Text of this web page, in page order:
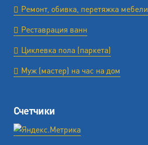
Ремонт, обивка, перетяжка мебели
Реставрация ванн
Циклевка пола (паркета)
Муж (мастер) на час на дом
Счетчики